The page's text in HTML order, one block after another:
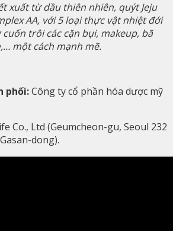
xuất từ dầu thiên nhiên, quýt Jeju
AA, với 5 loại thực vật nhiệt đới
trôi các cặn bụi, makeup, bã
một cách mạnh mẽ.
phối:Công ty cổ phần hóa dược mỹ
Co., Ltd (Geumcheon-gu, Seoul 232
dong).